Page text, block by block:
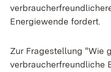
Energiewende fordert.
Zur Fragestellung "Wie
verbraucherfreundliche